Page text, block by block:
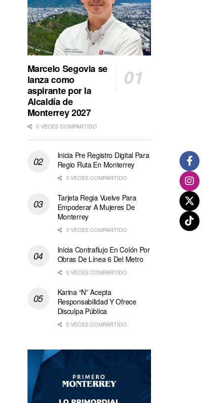
Marcelo Segovia se
lanza como
aspirante por la
Alcaldía de
Monterrey 2027
0 VECES COMPARTIDO
Inicia Pre Registro Digital Para
Regio Ruta En Monterrey
0 VECES COMPARTIDO
Tarjeta Regia Vuelve Para
Empoderar A Mujeres De
Monterrey
0 VECES COMPARTIDO
Inicia Contraflujo En Colón Por
Obras De Línea 6 Del Metro
0 VECES COMPARTIDO
Karina “N” Acepta
Responsabilidad Y Ofrece
Disculpa Pública
0 VECES COMPARTIDO